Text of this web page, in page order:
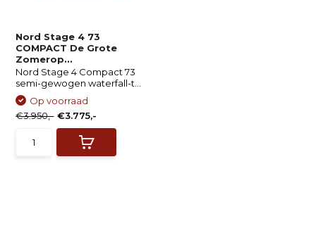
Nord Stage 4 73
COMPACT De Grote
Zomerop...
Nord Stage 4 Compact 73
semi-gewogen waterfall-t...
Op voorraad
€3.950,- €3.775,-